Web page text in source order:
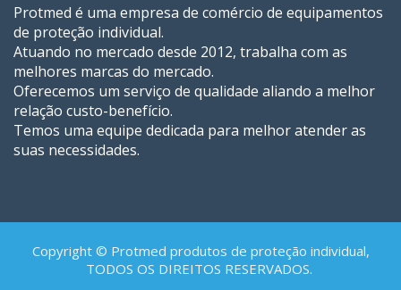
Protmed é uma empresa de comércio de equipamentos
de proteção individual.
Atuando no mercado desde 2012, trabalha com as
melhores marcas do mercado.
Oferecemos um serviço de qualidade aliando a melhor
relação custo-benefício.
Temos uma equipe dedicada para melhor atender as
suas necessidades.
Copyright © Protmed produtos de proteção individual,
TODOS OS DIREITOS RESERVADOS.